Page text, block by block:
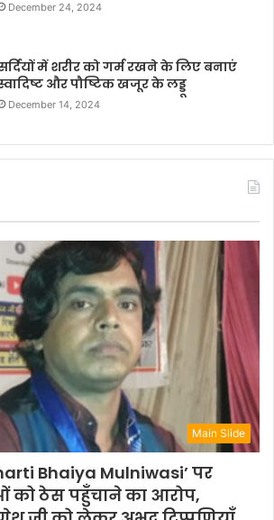
December 24, 2024
में शरीर को गर्म रखने के लिए बनाएं
और पौष्टिक खजूर के लड्डू
December 14, 2024
Main Slide
Bhaiya Mulniwasi’ पर
को ठेस पहुँचाने का आरोप,